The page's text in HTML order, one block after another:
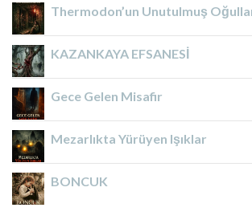
Thermodon’un Unutulmuş
KAZANKAYA EFSANESİ
Gece Gelen Misafir
Mezarlıkta Yürüyen Işıklar
BONCUK